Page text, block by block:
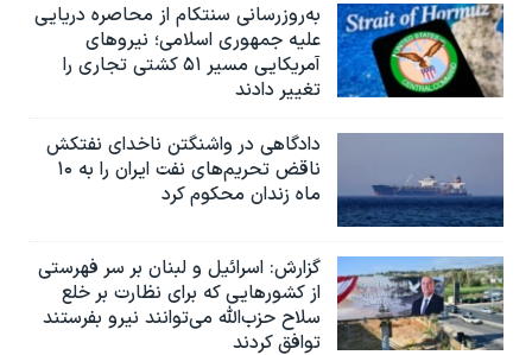
به‌روزرسانی سنتکام از محاصره دریایی
علیه جمهوری اسلامی؛ نیروهای
آمریکایی مسیر ۵۱ کشتی تجاری را
تغییر دادند
دادگاهی در واشنگتن ناخدای نفتکش
ناقض تحریم‌های نفت ایران را به ۱۰
ماه زندان محکوم کرد
گزارش‌: اسرائيل و لبنان بر سر فهرستی
از کشورهایی که برای نظارت بر خلع
سلاح حزب‌الله می‌توانند نیرو بفرستند
توافق کردند